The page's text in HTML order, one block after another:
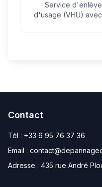
Service
d'usage (VHU)
Contact
Tél : +33 6 95 76 37 36
Email :
Adresse : 435 rue André